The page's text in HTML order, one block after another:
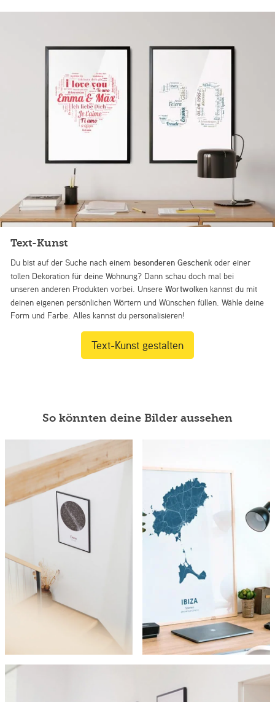
Text-Kunst
Du bist auf der Suche nach einem besonderen Geschenk oder einer
tollen Dekoration für deine Wohnung? Dann schau doch mal bei
unseren anderen Produkten vorbei. UnsereWortwolken kannst du mit
deinen eigenen persönlichen Wörtern und Wünschen füllen. Wähle deine
Form und Farbe. Alles kannst du personalisieren!
Text-Kunst gestalten
So könnten deine Bilder aussehen